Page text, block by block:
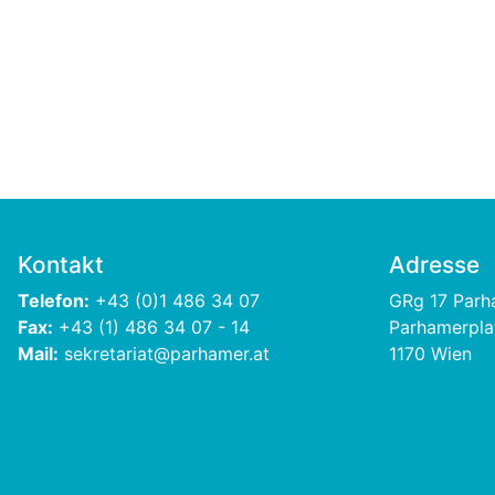
Kontakt
Telefon: +43 (0)1 486 34 07
Fax: +43 (1) 486 34 07 - 14
Mail: sekretariat@parhamer.at
Adresse
GRg 17
1170 Wien